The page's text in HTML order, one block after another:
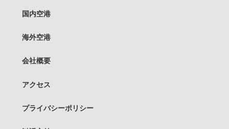
国内空港
海外空港
会社概要
アクセス
プライバシーポリシー